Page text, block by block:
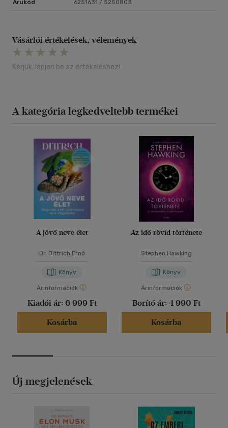
Árukód 6251631 / 5250803
Vásárlói értékelések, vélemények
Kérjük, lépjen be az értékeléshez!
A kategória legkedveltebb termékei
A jövő neve élet
Dr. Dittrich Ernő
Könyv
Árinformációk
Kiadói ár: 6 999 Ft
Kosárba
Az idő rövid története
Stephen Hawking
Könyv
Árinformációk
Borító ár: 4 990 Ft
Kosárba
Új megjelenések